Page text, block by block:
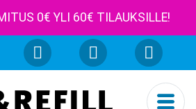
0€ YLI 60€ TILAUKSILLE!